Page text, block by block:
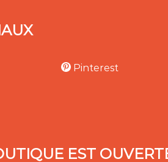
Pinterest
EST